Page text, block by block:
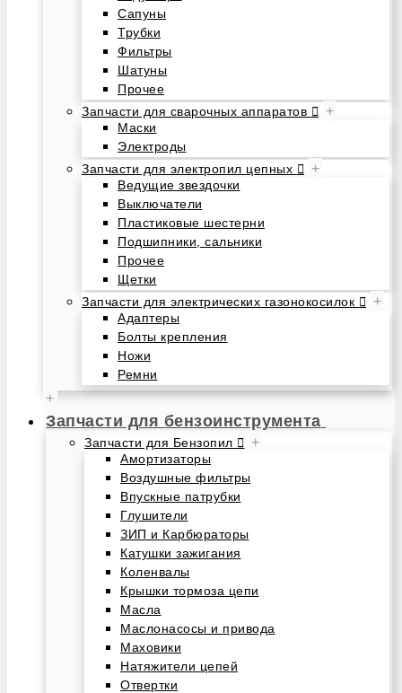
Сапуны
Трубки
Фильтры
Шатуны
Прочее
Запчасти для сварочных аппаратов
+
Маски
Электроды
Запчасти для электропил цепных
+
Ведущие звездочки
Выключатели
Пластиковые шестерни
Подшипники, сальники
Прочее
Щетки
Запчасти для электрических газонокосилок
+
Адаптеры
Болты крепления
Ножи
Ремни
+
Запчасти для бензоинструмента
Запчасти для Бензопил +
Амортизаторы
Воздушные фильтры
Впускные патрубки
Глушители
ЗИП и Карбюраторы
Катушки зажигания
Коленвалы
Крышки тормоза цепи
Масла
Маслонасосы и привода
Маховики
Натяжители цепей
Отвертки